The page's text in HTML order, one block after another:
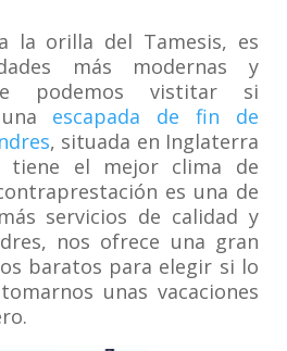
la orilla del Tamesis, es
más modernas y
podemos vistitar si
escapada de fin de
, situada en Inglaterra
tiene el mejor clima de
es una de
servicios de calidad y
nos ofrece una gran
baratos para elegir si lo
unas vacaciones